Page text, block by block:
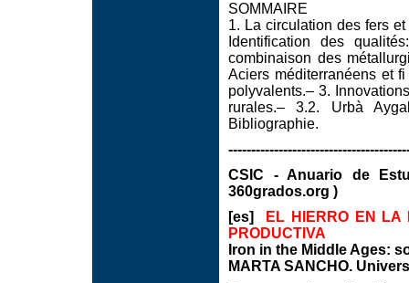
SOMMAIRE
1. La circulation des fers
Identification des
combinaison des
Aciers méditerranéens et
polyvalents.– 3.
rurales.– 3.2. Urbà
Bibliographie.
CSIC - Anuario de
360grados.org )
[es]
EL HIERRO EN LA
PRODUCTIVA
Iron in the Middle Ages:
MARTA SANCHO.